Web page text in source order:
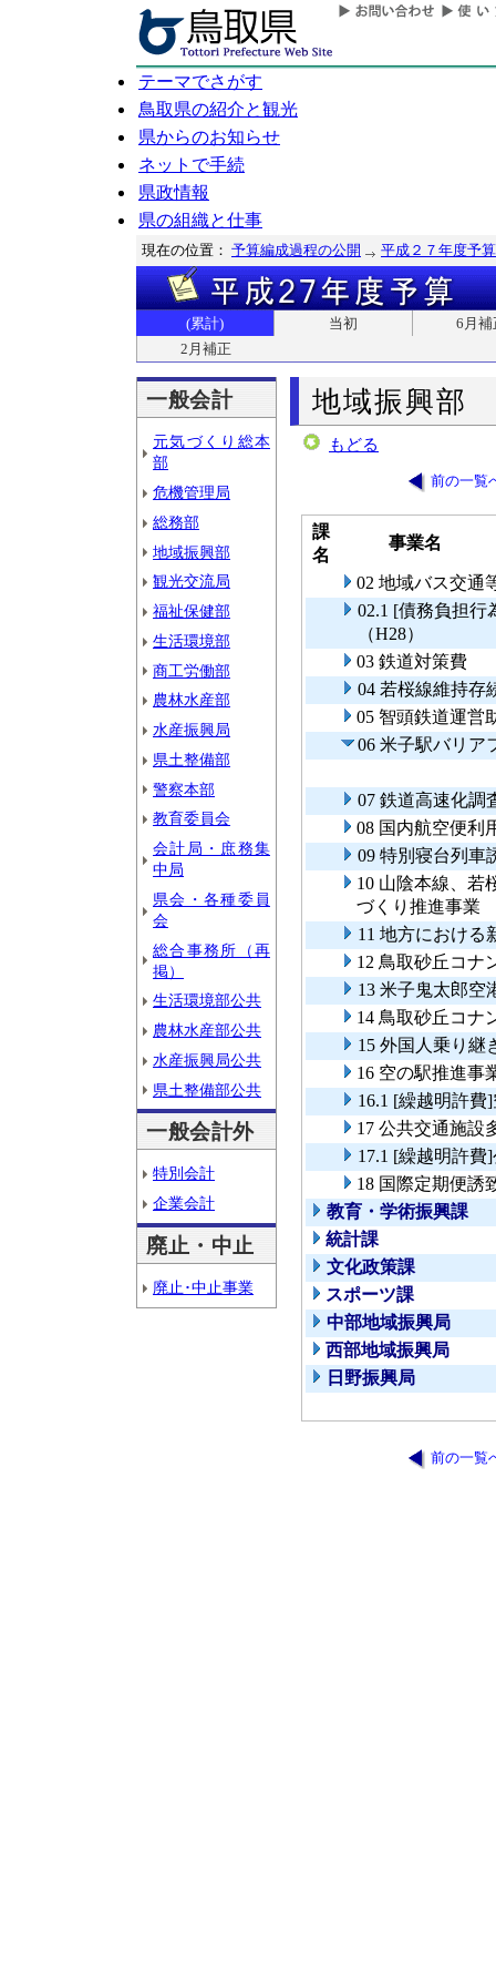
テーマでさがす
鳥取県の紹介と観光
県からのお知らせ
ネットで手続
県政情報
県の組織と仕事
現在の位置： 予算編成過程の公開 平成２７年度予算
(累計) 当初
6月補
2月補正
一般会計
元気づくり総本
部
危機管理局
総務部
地域振興部
観光交流局
福祉保健部
生活環境部
商工労働部
農林水産部
水産振興局
県土整備部
警察本部
教育委員会
会計局・庶務集
中局
県会・各種委員
会
総合事務所（再
掲）
生活環境部公共
農林水産部公共
水産振興局公共
県土整備部公共
一般会計外
特別会計
企業会計
廃止・中止
廃止･中止事業
地域振興部
もどる
前の一覧
課
名
事業名
02 地域バス交通
02.1 [債務負担行
（H28）
03 鉄道対策費
04 若桜線維持存
05 智頭鉄道運営
06 米子駅バリア
07 鉄道高速化調
08 国内航空便利
09 特別寝台列
10 山陰本線、若
づくり推進事
11 地方における
12 鳥取砂丘コナ
13 米子鬼太郎空
14 鳥取砂丘コナ
15 外国人乗り継
16 空の駅推進事
16.1 [繰越明許費
17 公共交通施設
17.1 [繰越明許
18 国際定期便誘
教育・学術振興課
統計課
文化政策課
スポーツ課
中部地域振興局
西部地域振興局
日野振興局
前の一覧